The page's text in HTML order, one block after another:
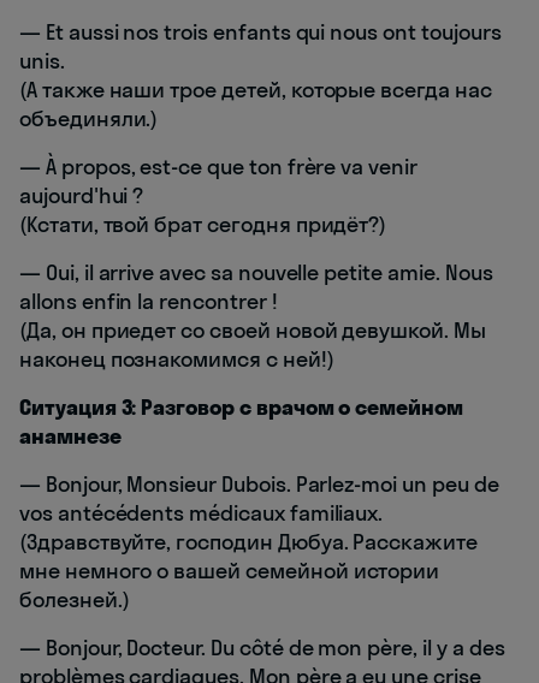
— Et aussi nos trois enfants qui nous ont toujours
unis.
(А также наши трое детей, которые всегда нас
объединяли.)
— À propos, est-ce que ton frère va venir
aujourd'hui ?
(Кстати, твой брат сегодня придёт?)
— Oui, il arrive avec sa nouvelle petite amie. Nous
allons enfin la rencontrer !
(Да, он приедет со своей новой девушкой. Мы
наконец познакомимся с ней!)
Ситуация 3: Разговор с врачом о семейном
анамнезе
— Bonjour, Monsieur Dubois. Parlez-moi un peu de
vos antécédents médicaux familiaux.
(Здравствуйте, господин Дюбуа. Расскажите
мне немного о вашей семейной истории
болезней.)
— Bonjour, Docteur. Du côté de mon père, il y a des
problèmes cardiaques. Mon père a eu une crise